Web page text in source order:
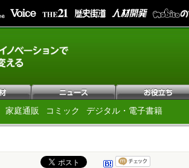
家庭通販 コミック デジタル・電子書籍